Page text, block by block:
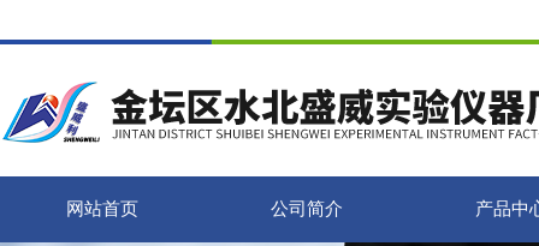
网站首页 公司简介 产品中